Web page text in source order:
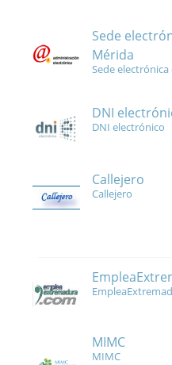
Sede
Mérida
Sede
DNI
DNI electrónico
Callejero
Callejero
MIMC
MIMC